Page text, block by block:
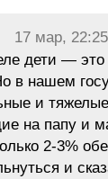
17 мар, 22:25
дети — это
в нашем
и
на папу и
2-3%
и